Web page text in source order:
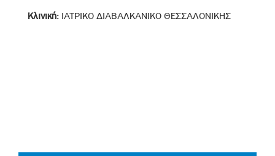
Κλινική: ΙΑΤΡΙΚΟ ΔΙΑΒΑΛΚΑΝΙΚΟ ΘΕΣΣΑΛΟΝΙΚΗΣ